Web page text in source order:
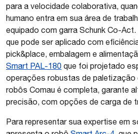
para a velocidade colaborativa,
humano entra em sua área de
equipado com garra Schunk Co-Act.
que pode ser aplicado com
pick&place, embalagem e
Smart PAL-180 que foi projetado
operações robustas de paletização
robôs Comau é completa, garante
precisão, com opções de carga de
Para representar sua expertise em